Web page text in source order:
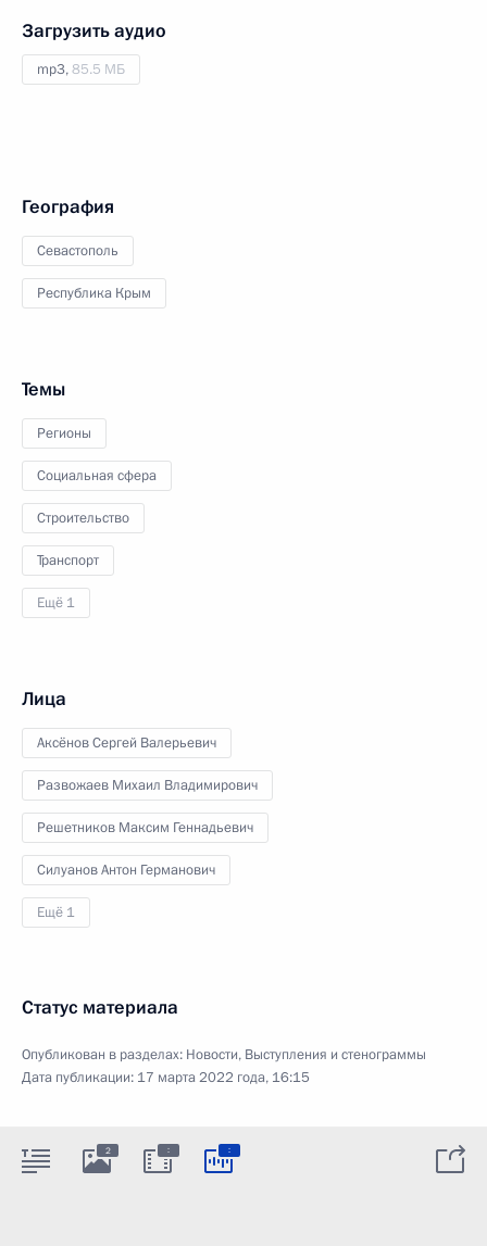
Загрузить аудио
mp3,85.5 МБ
География
Севастополь
Республика Крым
Темы
Регионы
Социальная сфера
Строительство
Транспорт
Ещё 1
Лица
Аксёнов Сергей Валерьевич
Развожаев Михаил Владимирович
Решетников Максим Геннадьевич
Силуанов Антон Германович
Ещё 1
Статус материала
Опубликован в разделах: Новости, Выступления и стенограммы
Дата публикации: 17 марта 2022 года, 16:15
2 : :